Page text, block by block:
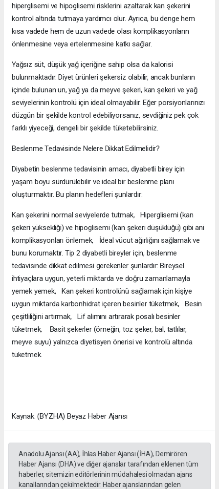
hiperglisemi ve hipoglisemi risklerini azaltarak kan şekerini
kontrol altında tutmaya yardımcı olur. Ayrıca, bu denge hem
kısa vadede hem de uzun vadede olası komplikasyonların
önlenmesine veya ertelenmesine katkı sağlar.
Yağsız süt, düşük yağ içeriğine sahip olsa da kalorisi
bulunmaktadır. Diyet ürünleri şekersiz olabilir, ancak bunların
içinde bulunan un, yağ ya da meyve şekeri, kan şekeri ve yağ
seviyelerinin kontrolü için ideal olmayabilir. Eğer porsiyonlarınızı
düzgün bir şekilde kontrol edebiliyorsanız, sevdiğiniz pek çok
farklı yiyeceği, dengeli bir şekilde tüketebilirsiniz.
Beslenme Tedavisinde Nelere Dikkat Edilmelidir?
Diyabetin beslenme tedavisinin amacı, diyabetli birey için
yaşam boyu sürdürülebilir ve ideal bir beslenme planı
oluşturmaktır. Bu planın hedefleri şunlardır:
Kan şekerini normal seviyelerde tutmak, Hiperglisemi (kan
şekeri yüksekliği) ve hipoglisemi (kan şekeri düşüklüğü) gibi ani
komplikasyonları önlemek, İdeal vücut ağırlığını sağlamak ve
bunu korumaktır. Tip 2 diyabetli bireyler için, beslenme
tedavisinde dikkat edilmesi gerekenler şunlardır: Bireysel
ihtiyaçlara uygun, yeterli miktarda ve doğru zamanlamayla
yemek yemek, Kan şekeri kontrolünü sağlamak için kişiye
uygun miktarda karbonhidrat içeren besinler tüketmek, Besin
çeşitliliğini artırmak, Lif alımını artırarak posalı besinler
tüketmek, Basit şekerler (örneğin, toz şeker, bal, tatlılar,
meyve suyu) yalnızca diyetisyen önerisi ve kontrolü altında
tüketmek.
Kaynak: (BYZHA) Beyaz Haber Ajansı
Anadolu Ajansı (AA), İhlas Haber Ajansı (İHA), Demirören
Haber Ajansı (DHA) ve diğer ajanslar tarafından eklenen tüm
haberler, sitemizin editörlerinin müdahalesi olmadan ajans
kanallarından çekilmektedir. Haber ajanslarından gelen